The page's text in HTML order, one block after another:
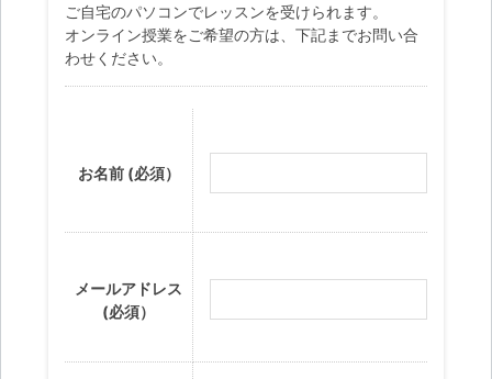
ご自宅のパソコンでレッスンを受けられます。
オンライン授業をご希望の方は、下記までお問い合
わせください。
お名前 (必須）
メールアドレス
(必須）